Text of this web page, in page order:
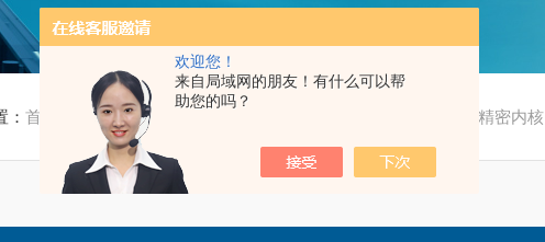
欢迎您！
来自局域网的朋友！有什么可以帮
助您的吗？
：首页 新闻资讯/ DFC10吹扫装置组件：揭秘工业“清道夫”的精密内核